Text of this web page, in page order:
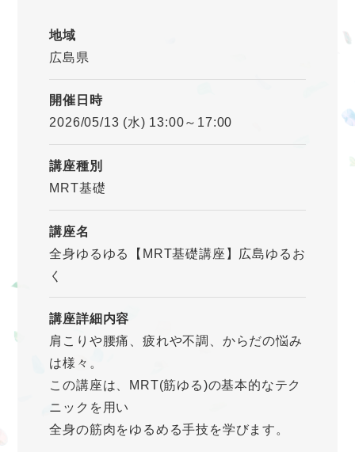
地域
広島県
開催日時
2026/05/13 (水) 13:00～17:00
講座種別
MRT基礎
講座名
全身ゆるゆる【MRT基礎講座】広島ゆるお
く
講座詳細内容
肩こりや腰痛、疲れや不調、からだの悩み
は様々。
この講座は、MRT(筋ゆる)の基本的なテク
ニックを用い
全身の筋肉をゆるめる手技を学びます。